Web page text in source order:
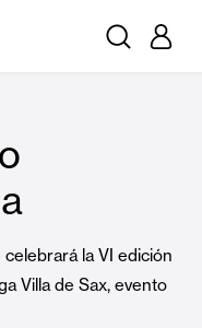
la VI edición
Villa de Sax, evento